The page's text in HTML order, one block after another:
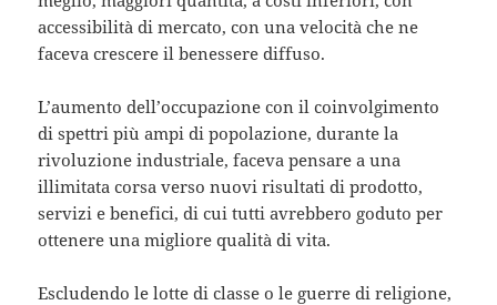
accessibilità di mercato, con una velocità che ne
faceva crescere il benessere diffuso.
L’aumento dell’occupazione con il coinvolgimento
di spettri più ampi di popolazione, durante la
rivoluzione industriale, faceva pensare a una
illimitata corsa verso nuovi risultati di prodotto,
servizi e benefici, di cui tutti avrebbero goduto per
ottenere una migliore qualità di vita.
Escludendo le lotte di classe o le guerre di religione,